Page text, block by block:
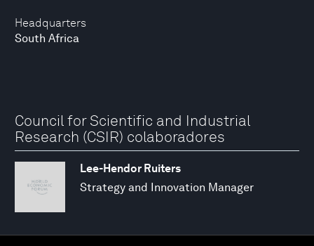
Headquarters
South Africa
Council for Scientific and Industrial
Research (CSIR) colaboradores
Lee-Hendor Ruiters
Strategy and Innovation Manager